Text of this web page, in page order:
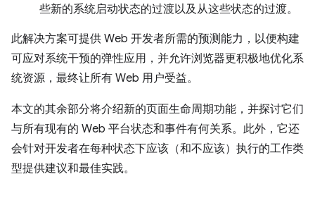
些新的系统启动状态的过渡以及从这些状态的过渡。
此解决方案可提供 Web 开发者所需的预测能力，以便构建
可应对系统干预的弹性应用，并允许浏览器更积极地优化系
统资源，最终让所有 Web 用户受益。
本文的其余部分将介绍新的页面生命周期功能，并探讨它们
与所有现有的 Web 平台状态和事件有何关系。此外，它还
会针对开发者在每种状态下应该（和不应该）执行的工作类
型提供建议和最佳实践。